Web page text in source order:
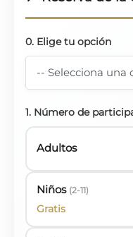
0. Elige tu opción
1. Número de
Adultos
Niños (2-11)
Gratis